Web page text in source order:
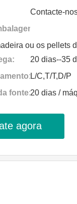
Contacte-
ou os pellets
20 dias--35
L/C,T/T,D/P
fonte:20 dias /
agora